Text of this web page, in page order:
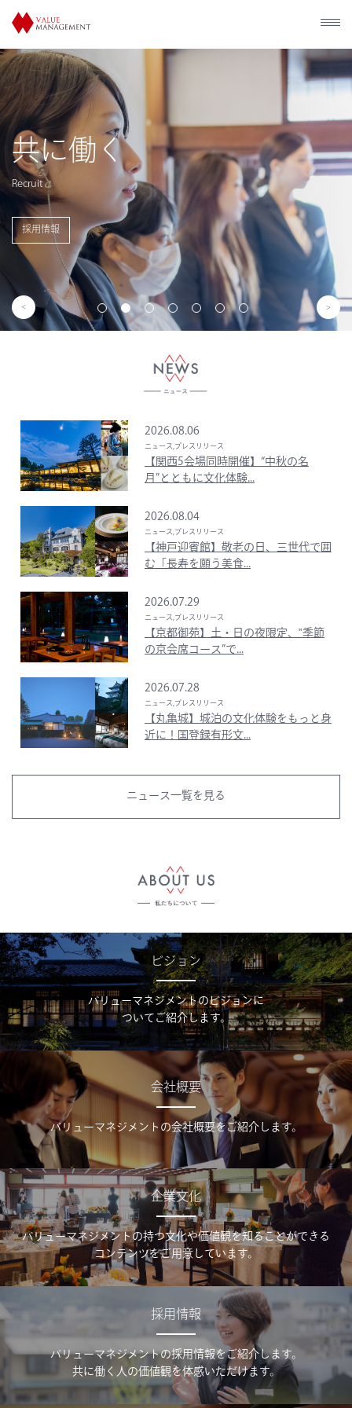
共に働く
Recruit
採用情報
2026.08.06
ニュース,プレスリリース
【関西5会場同時開催】“中秋の名
月”とともに文化体験...
2026.08.04
ニュース,プレスリリース
【神戸迎賓館】敬老の日、三世代で囲
む「長寿を願う美食...
2026.07.29
ニュース,プレスリリース
【京都御苑】土・日の夜限定、‟季節
の京会席コース”で...
2026.07.28
ニュース,プレスリリース
【丸亀城】城泊の文化体験をもっと身
近に！国登録有形文...
ニュース一覧を見る
ビジョン
バリューマネジメントのビジョンに
ついてご紹介します。
会社概要
バリューマネジメントの会社概要をご紹介します。
企業文化
バリューマネジメントの持つ文化や価値観を知ることができる
コンテンツをご用意しています。
採用情報
バリューマネジメントの採用情報をご紹介します。
共に働く人の価値観を体感いただけます。